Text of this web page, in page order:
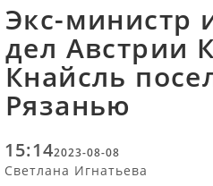
Экс-министр
дел Австрии
Кнайсль
Рязанью
15:142023-08-08
Светлана Игнатьева